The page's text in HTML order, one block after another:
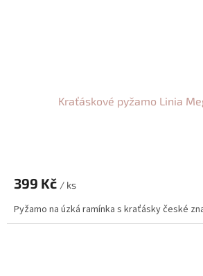
Kraťáskové pyžamo Linia
399 Kč / ks
Pyžamo na úzká ramínka s kraťásky české